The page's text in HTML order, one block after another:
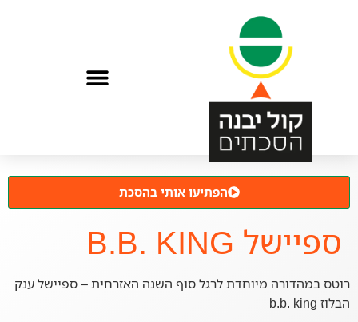
הפתיעו אותי בהסכת
ספיישל B.B. KING
רוטס במהדורה מיוחדת לרגל סוף השנה האזרחית – ספיישל ענק
הבלוז b.b. king